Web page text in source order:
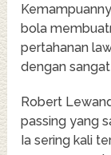
bola
pertahanan
dengan
Robert
passing yang
Ia sering kali